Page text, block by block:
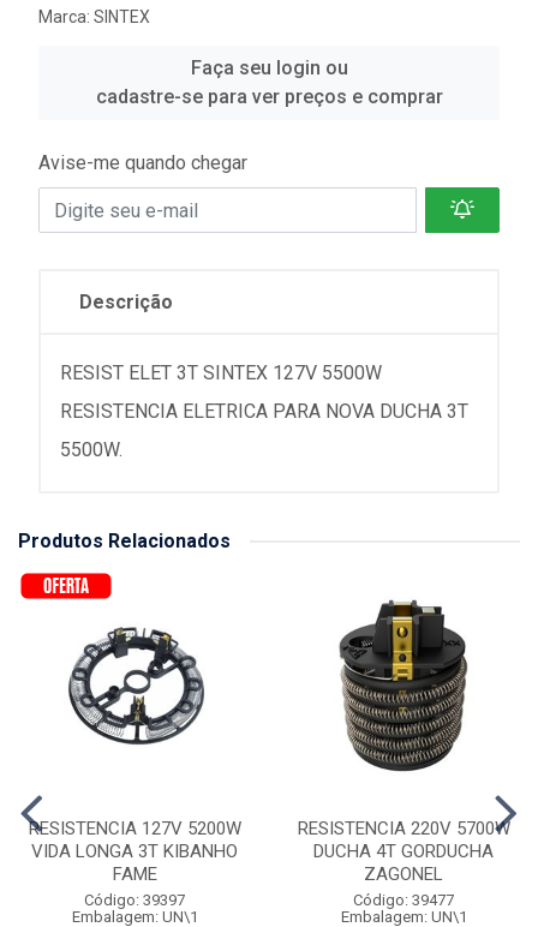
Marca: SINTEX
Faça seu login ou
cadastre-se para ver preços e comprar
Avise-me quando chegar
Descrição
RESIST ELET 3T SINTEX 127V 5500W
RESISTENCIA ELETRICA PARA NOVA DUCHA 3T
5500W.
Produtos Relacionados
RESISTENCIA 127V 5200W
VIDA LONGA 3T KIBANHO
FAME
Código: 39397
Embalagem: UN\1
RESISTENCIA 220V 5700W
DUCHA 4T GORDUCHA
ZAGONEL
Código: 39477
Embalagem: UN\1